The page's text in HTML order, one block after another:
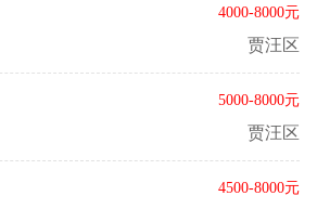
4000-8000元
贾汪区
5000-8000元
贾汪区
4500-8000元